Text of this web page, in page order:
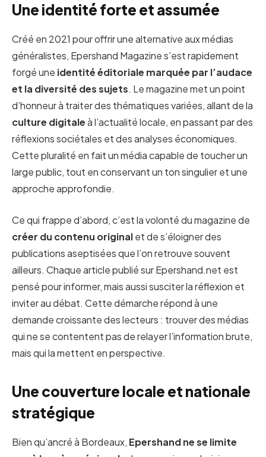
Une identité forte et assumée
Créé en 2021 pour offrir une alternative aux médias
généralistes, Epershand Magazine s’est rapidement
forgé une identité éditoriale marquée par l’audace
et la diversité des sujets. Le magazine met un point
d’honneur à traiter des thématiques variées, allant de la
culture digitaleà l’actualité locale, en passant par des
réflexions sociétales et des analyses économiques.
Cette pluralité en fait un média capable de toucher un
large public, tout en conservant un ton singulier et une
approche approfondie.
Ce qui frappe d’abord, c’est la volonté du magazine de
créer du contenu originalet de s’éloigner des
publications aseptisées que l’on retrouve souvent
ailleurs. Chaque article publié sur Epershand.net est
pensé pour informer, mais aussi susciter la réflexion et
inviter au débat. Cette démarche répond à une
demande croissante des lecteurs : trouver des médias
qui ne se contentent pas de relayer l’information brute,
mais qui la mettent en perspective.
Une couverture locale et nationale
stratégique
Bien qu’ancré à Bordeaux, Epershand ne se limite